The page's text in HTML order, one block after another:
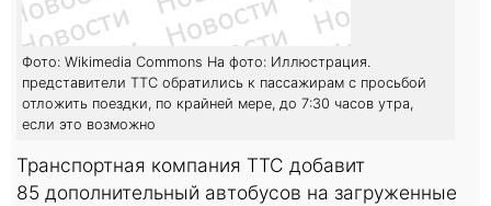
Фото: Wikimedia Commons На фото: Иллюстрация.
представители TTC обратились к пассажирам с просьбой
отложить поездки, по крайней мере, до 7:30 часов утра,
если это возможно
Транспортная компания TTC добавит
85 дополнительный автобусов на загруженные